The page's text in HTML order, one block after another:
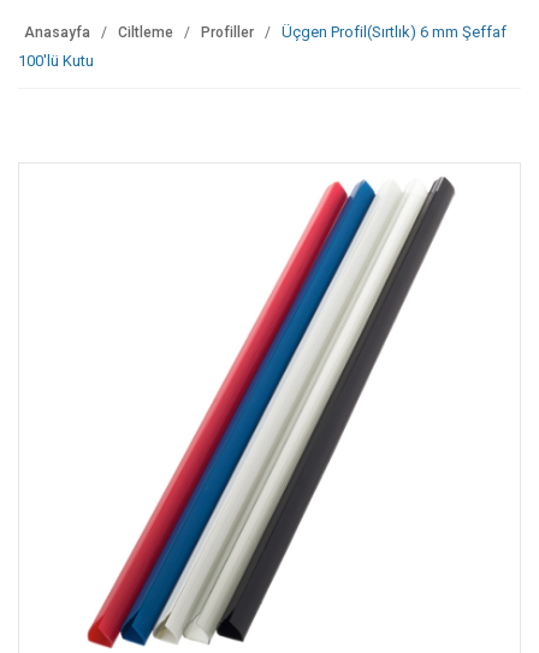
Anasayfa Ciltleme Profiller
Üçgen Profil(Sırtlık) 6 mm Şeffaf
100'lü Kutu